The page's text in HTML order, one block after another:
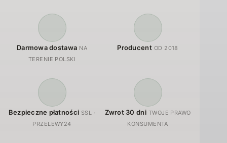
Darmowa dostawa NA
TERENIE POLSKI
Producent OD 2018
Bezpieczne płatności SSL ·
PRZELEWY24
Zwrot 30 dni TWOJE PRAWO
KONSUMENTA